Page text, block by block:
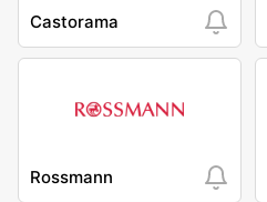
Castorama
Rossmann